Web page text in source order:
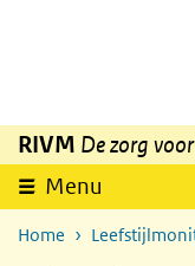
Overslaan en naar de
RIVM De zorg
Menu
Home